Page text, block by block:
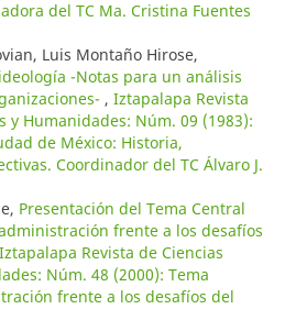
del TC Ma. Cristina Fuentes
Luis Montaño Hirose,
-Notas para un análisis
, Iztapalapa Revista
y Humanidades: Núm. 09 (1983):
de México: Historia,
Coordinador del TC Álvaro J.
Presentación del Tema Central
frente a los desafíos
Iztapalapa Revista de Ciencias
Núm. 48 (2000): Tema
frente a los desafíos del